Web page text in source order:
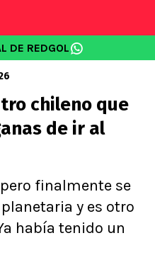
DE REDGOL
chileno que
de ir al
finalmente se
y es otro
había tenido un